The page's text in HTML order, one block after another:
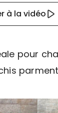
à la vidéo
pour